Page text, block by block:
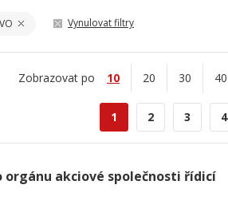
Vynulovat filtry
Zobrazovat po 10 20 30 40
1 2 3 4
akciové společnosti řídicí